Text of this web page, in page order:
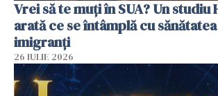
Vrei să te muți în SUA? Un
arată ce se întâmplă cu
imigranți
26 IULIE 2026